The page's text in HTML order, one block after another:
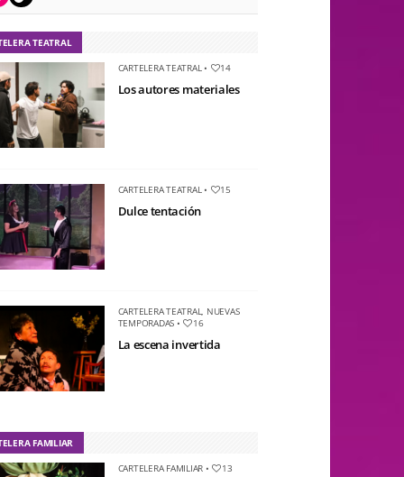
TEATRAL
CARTELERA TEATRAL• 14
Los autores materiales
CARTELERA TEATRAL• 15
Dulce tentación
CARTELERA TEATRAL, NUEVAS
TEMPORADAS • 16
La escena invertida
FAMILIAR
CARTELERA FAMILIAR • 13